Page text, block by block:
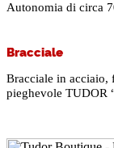
Autonomia di circa
Bracciale
Bracciale in acciaio,
pieghevole TUDOR